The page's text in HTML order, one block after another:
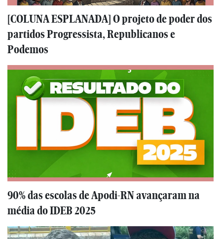
[COLUNA ESPLANADA] O projeto de poder dos
partidos Progressista, Republicanos e
Podemos
90% das escolas de Apodi-RN avançaram na
média do IDEB 2025